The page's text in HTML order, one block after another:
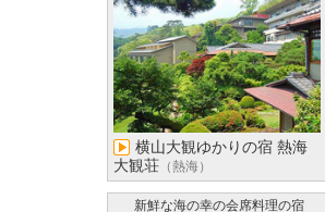
横山大観ゆかりの宿 熱海
大観荘 （熱海）
新鮮な海の幸の会席料理の宿